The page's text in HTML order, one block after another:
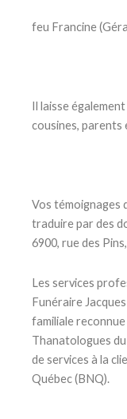
feu Francine
Il laisse
cousines, parents
Vos témoignages
traduire par des
6900, rue des
Les services
Funéraire
familiale
Thanatologues
de services à la
Québec (BNQ).